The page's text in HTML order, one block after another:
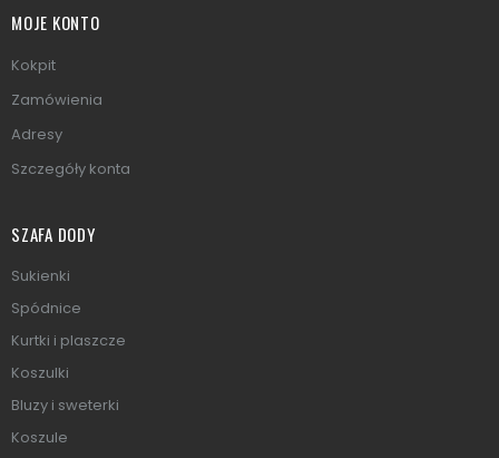
MOJE KONTO
Kokpit
Zamówienia
Adresy
Szczegóły konta
SZAFA DODY
Sukienki
Spódnice
Kurtki i plaszcze
Koszulki
Bluzy i sweterki
Koszule